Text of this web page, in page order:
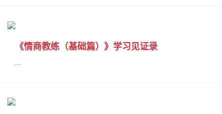
《情商教练（基础篇）》学习见证录
...